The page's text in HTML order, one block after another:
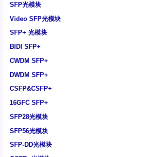
SFP光模块
Video SFP光模块
SFP+ 光模块
BIDI SFP+
CWDM SFP+
DWDM SFP+
CSFP&CSFP+
16GFC SFP+
SFP28光模块
SFP56光模块
SFP-DD光模块